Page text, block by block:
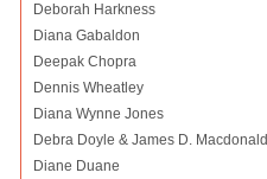
Deborah Harkness
Diana Gabaldon
Deepak Chopra
Dennis Wheatley
Diana Wynne Jones
Debra Doyle & James D. Macdonald
Diane Duane